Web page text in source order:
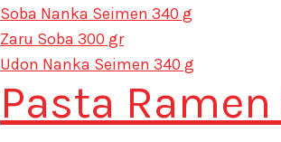
Soba Nanka Seimen 340 g
Zaru Soba 300 gr
Udon Nanka Seimen 340 g
Pasta